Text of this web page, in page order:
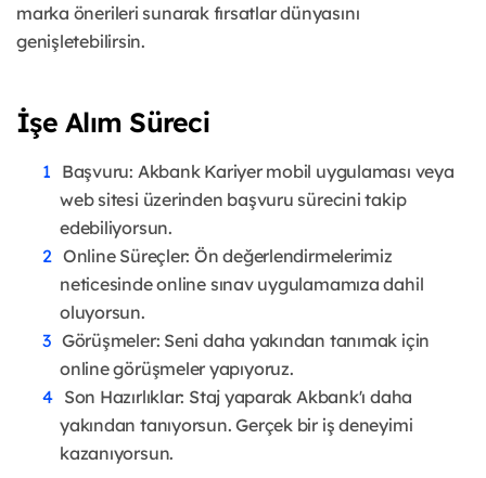
marka önerileri sunarak fırsatlar dünyasını
genişletebilirsin.
İşe Alım Süreci
Başvuru: Akbank Kariyer mobil uygulaması veya
web sitesi üzerinden başvuru sürecini takip
edebiliyorsun.
Online Süreçler: Ön değerlendirmelerimiz
neticesinde online sınav uygulamamıza dahil
oluyorsun.
Görüşmeler: Seni daha yakından tanımak için
online görüşmeler yapıyoruz.
Son Hazırlıklar: Staj yaparak Akbank'ı daha
yakından tanıyorsun. Gerçek bir iş deneyimi
kazanıyorsun.